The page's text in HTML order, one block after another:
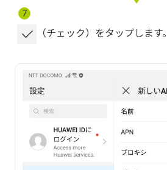
7
（チェック）をタップします。